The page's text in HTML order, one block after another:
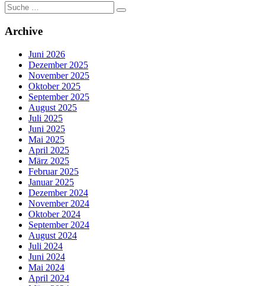
Suche
nach:
Archive
Juni 2026
Dezember 2025
November 2025
Oktober 2025
September 2025
August 2025
Juli 2025
Juni 2025
Mai 2025
April 2025
März 2025
Februar 2025
Januar 2025
Dezember 2024
November 2024
Oktober 2024
September 2024
August 2024
Juli 2024
Juni 2024
Mai 2024
April 2024